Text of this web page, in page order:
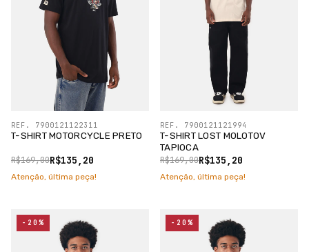
T-SHIRT MOTORCYCLE PRETO
R$135,20
R$169,00
REF. 7900121122311
Atenção, última peça!
T-SHIRT LOST MOLOTOV
TAPIOCA
R$135,20
R$169,00
REF. 7900121121994
Atenção, última peça!
-20% -20%